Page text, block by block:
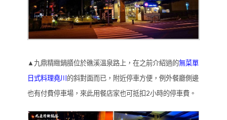
▲九鼎精緻鍋膳位於礁溪溫泉路上，在之前介紹過的無菜單
日式料理堯川的斜對面而已，附近停車方便，例外餐廳側邊
也有付費停車場，來此用餐店家也可抵扣2小時的停車費。